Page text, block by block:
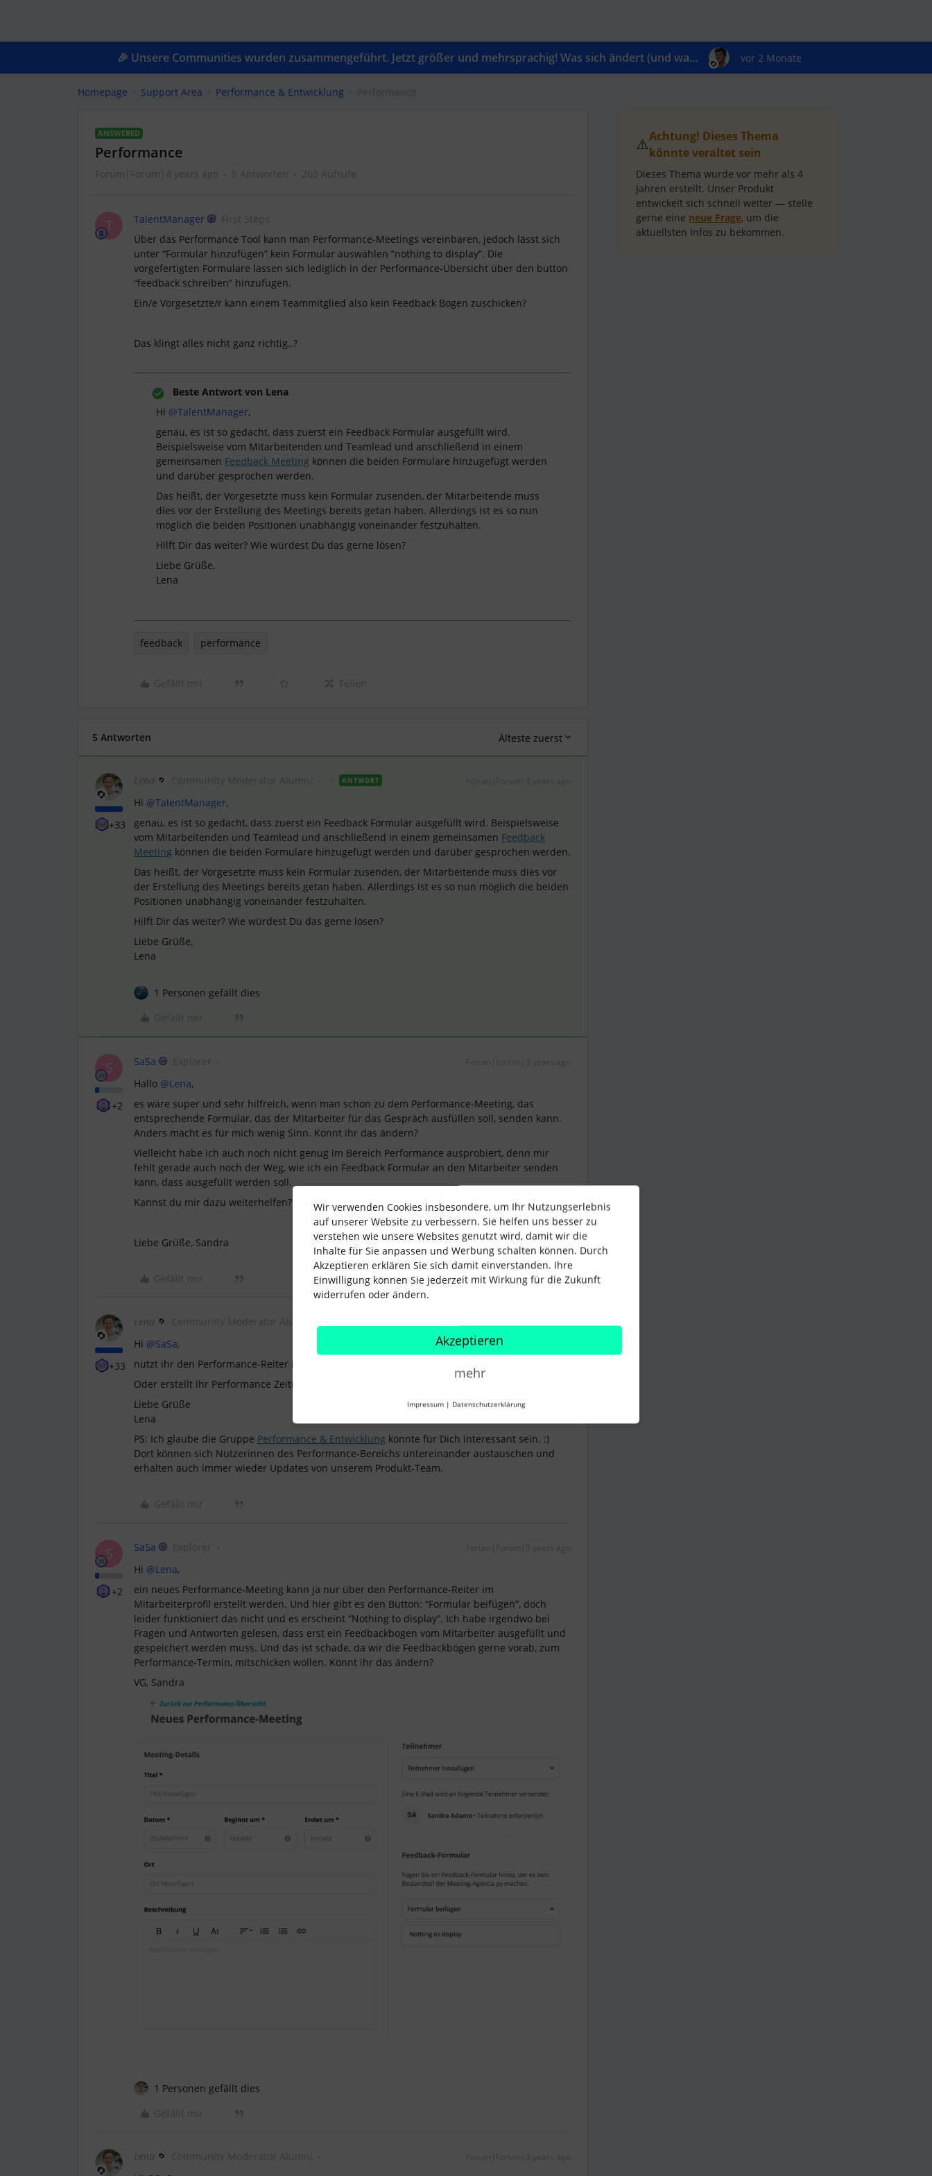
🎉 Unsere Communities wurden zusammengeführt. Jetzt größer und mehrsprachig! Was sich ändert (und wa... vor 2 Monate
Homepage Support Area Performance & Entwicklung
ANSWERED
Performance
Forum|Forum|4 years ago 5 Antworten 202 Aufrufe
T TalentManager
First Steps
Über das Performance Tool kann man Performance-Meetings vereinbaren, jedoch lässt sich
unter “Formular hinzufügen” kein Formular auswählen “nothing to display”. Die
vorgefertigten Formulare lassen sich lediglich in der Performance-Übersicht über den button
“feedback schreiben” hinzufügen.
Ein/e Vorgesetzte/r kann einem Teammitglied also kein Feedback Bogen zuschicken?
Das klingt alles nicht ganz richtig..?
Beste Antwort von Lena
Hi @TalentManager,
genau, es ist so gedacht, dass zuerst ein Feedback Formular ausgefüllt wird.
Beispielsweise vom Mitarbeitenden und Teamlead und anschließend in einem
gemeinsamen Feedback Meeting können die beiden Formulare hinzugefügt werden
und darüber gesprochen werden.
Das heißt, der Vorgesetzte muss kein Formular zusenden, der Mitarbeitende muss
dies vor der Erstellung des Meetings bereits getan haben. Allerdings ist es so nun
möglich die beiden Positionen unabhängig voneinander festzuhalten.
Hilft Dir das weiter? Wie würdest Du das gerne lösen?
Liebe Grüße,
Lena
feedback performance
Gefällt mir Teilen
5 Antworten Älteste zuerst
+33
Lena ANTWORT
Hi @TalentManager,
genau, es ist so gedacht, dass zuerst ein Feedback Formular ausgefüllt wird. Beispielsweise
vom Mitarbeitenden und Teamlead und anschließend in einem gemeinsamen Feedback
Meeting können die beiden Formulare hinzugefügt werden und darüber gesprochen werden.
Das heißt, der Vorgesetzte muss kein Formular zusenden, der Mitarbeitende muss dies vor
der Erstellung des Meetings bereits getan haben. Allerdings ist es so nun möglich die beiden
Positionen unabhängig voneinander festzuhalten.
Hilft Dir das weiter? Wie würdest Du das gerne lösen?
Liebe Grüße,
Lena
1 Personen gefällt dies
S
+2
SaSa Explorer Forum|Forum|3 years ago
Hallo @Lena,
es wäre super und sehr hilfreich, wenn man schon zu dem Performance-Meeting, das
entsprechende Formular, das der Mitarbeiter für das Gespräch ausfüllen soll, senden kann.
Anders macht es für mich wenig Sinn. Könnt ihr das ändern?
Vielleicht habe ich auch noch nicht genug im Bereich Performance ausprobiert, denn mir
fehlt gerade auch noch der Weg, wie ich ein Feedback Formular an den Mitarbeiter senden
kann, dass ausgefüllt werden soll.
Kannst du mir dazu weiterhelfen?
Liebe Grüße, Sandra
Gefällt mir
+33
Lena Community Moderator Alumni
Hi @SaSa,
nutzt ihr den Performance-Reiter im Mitarbeiterprofil?
Oder erstellt ihr Performance Zeiträume und fragt Feedback für eine Gruppe auf einmal an?
Liebe Grüße
Lena
PS: Ich glaube die Gruppe Performance & Entwicklung könnte für Dich interessant sein. :)
Dort können sich Nutzerinnen des Performance-Bereichs untereinander austauschen und
erhalten auch immer wieder Updates von unserem Produkt-Team.
Gefällt mir
S
+2
SaSa Explorer Forum|Forum|3 years ago
Hi @Lena,
ein neues Performance-Meeting kann ja nur über den Performance-Reiter im
Mitarbeiterprofil erstellt werden. Und hier gibt es den Button: “Formular beifügen”, doch
leider funktioniert das nicht und es erscheint “Nothing to display”. Ich habe irgendwo bei
Fragen und Antworten gelesen, dass erst ein Feedbackbogen vom Mitarbeiter ausgefüllt und
gespeichert werden muss. Und das ist schade, da wir die Feedbackbögen gerne vorab, zum
Performance-Termin, mitschicken wollen. Könnt ihr das ändern?
VG, Sandra
1 Personen gefällt dies
Gefällt mir
Lena Community Moderator Alumni Forum|Forum|3 years ago
⚠️Achtung! Dieses Thema
könnte veraltet sein
Dieses Thema wurde vor mehr als 4
Jahren erstellt. Unser Produkt
entwickelt sich schnell weiter — stelle
gerne eine neue Frage, um die
aktuellsten Infos zu bekommen.
Wir verwenden Cookies insbesondere, um Ihr Nutzungserlebnis
auf unserer Website zu verbessern. Sie helfen uns besser zu
verstehen wie unsere Websites genutzt wird, damit wir die
Inhalte für Sie anpassen und Werbung schalten können. Durch
Akzeptieren erklären Sie sich damit einverstanden. Ihre
Einwilligung können Sie jederzeit mit Wirkung für die Zukunft
widerrufen oder ändern.
Akzeptieren
mehr
Impressum | Datenschutzerklärung